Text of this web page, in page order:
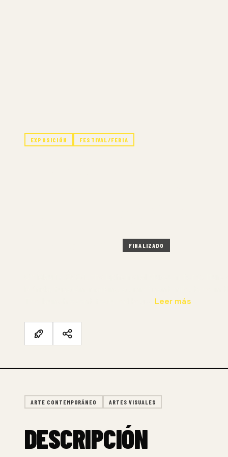
EXPOSICIÓN FESTIVAL/FERIA
FINALIZADO
Leer más
ARTE CONTEMPORÁNEO ARTES VISUALES
DESCRIPCIÓN